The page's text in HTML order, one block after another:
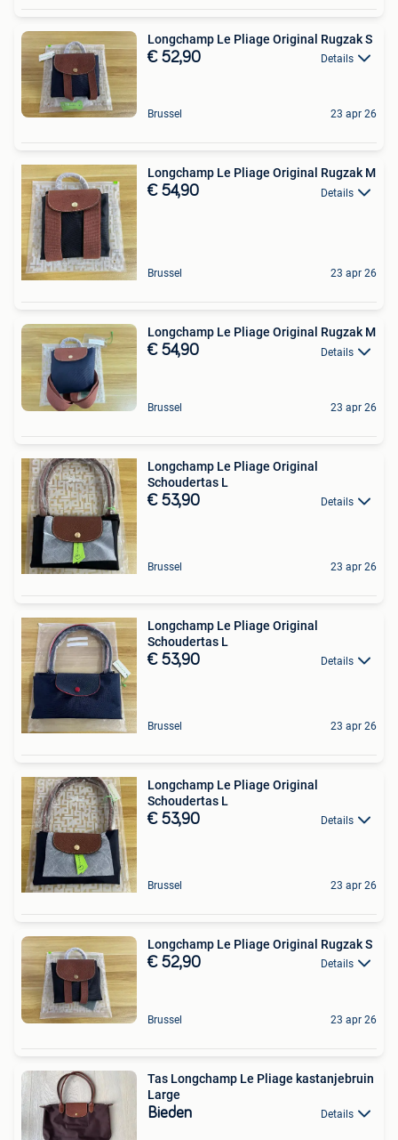
Longchamp Le Pliage Original Rugzak S
€ 52,90 Details
Brussel 23 apr 26
Longchamp Le Pliage Original Rugzak M
€ 54,90 Details
Brussel 23 apr 26
Longchamp Le Pliage Original Rugzak M
€ 54,90 Details
Brussel 23 apr 26
Longchamp Le Pliage Original
Schoudertas L
€ 53,90 Details
Brussel 23 apr 26
Longchamp Le Pliage Original
Schoudertas L
€ 53,90 Details
Brussel 23 apr 26
Longchamp Le Pliage Original
Schoudertas L
€ 53,90 Details
Brussel 23 apr 26
Longchamp Le Pliage Original Rugzak S
€ 52,90 Details
Brussel 23 apr 26
Tas Longchamp Le Pliage kastanjebruin
Large
Bieden Details